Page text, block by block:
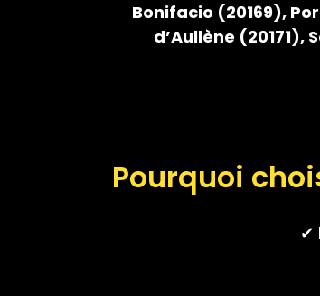
Bonifacio (20169),
d’Aullène (20171),
Pourquoi
✔